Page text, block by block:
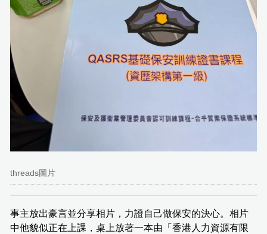
threads圖片
事主放出豪言並分享相片，力證自己做保安的決心。相片
中他貌似正在上課，桌上放著一本由「香港人力資源有限